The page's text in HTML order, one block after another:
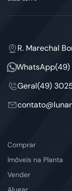
R. Marechal
WhatsApp
Geral(49)
Comprar
Imóveis na Planta
Vender